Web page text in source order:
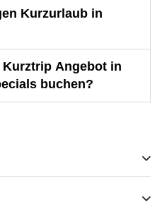
Kurzurlaub in
Angebot in
buchen?